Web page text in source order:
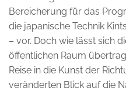
Bereicherung für das
die japanische Technik
– vor. Doch wie lässt sich
öffentlichen Raum
Reise in die Kunst der
veränderten Blick auf die